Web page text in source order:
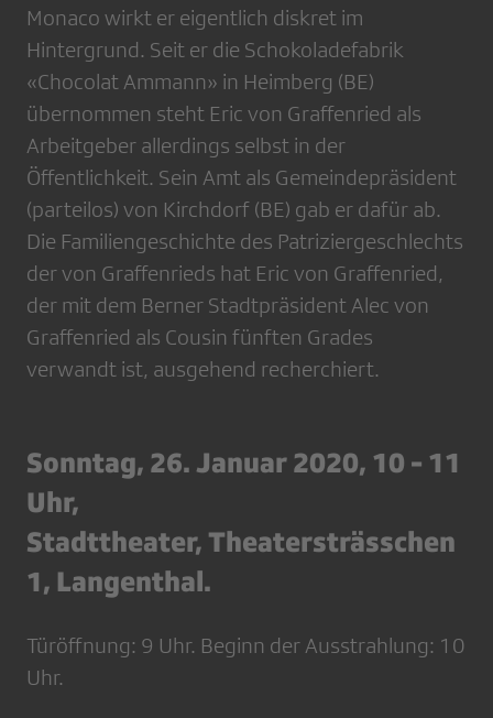
Monaco wirkt er eigentlich diskret im
Hintergrund. Seit er die Schokoladefabrik
«Chocolat Ammann» in Heimberg (BE)
übernommen steht Eric von Graffenried als
Arbeitgeber allerdings selbst in der
Öffentlichkeit. Sein Amt als Gemeindepräsident
(parteilos) von Kirchdorf (BE) gab er dafür ab.
Die Familiengeschichte des Patriziergeschlechts
der von Graffenrieds hat Eric von Graffenried,
der mit dem Berner Stadtpräsident Alec von
Graffenried als Cousin fünften Grades
verwandt ist, ausgehend recherchiert.
Sonntag, 26. Januar 2020, 10 - 11
Uhr,
Stadttheater, Theatersträsschen
1, Langenthal.
Türöffnung: 9 Uhr. Beginn der Ausstrahlung: 10
Uhr.